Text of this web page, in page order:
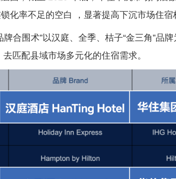
化率不足的空白 ，显著提高下沉市场住宿
围术”以汉庭、全季、桔子“金三角”品
匹配县域市场多元化的住宿需求。